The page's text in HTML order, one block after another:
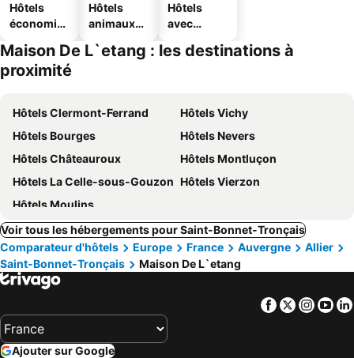
Hôtels
économiq
Hôtels
animaux
Hôtels
avec
Maison De L`etang : les destinations à
proximité
Hôtels Clermont-Ferrand
Hôtels Vichy
Hôtels Bourges
Hôtels Nevers
Hôtels Châteauroux
Hôtels Montluçon
Hôtels La Celle-sous-Gouzon Hôtels Vierzon
Hôtels Moulins
Voir tous les hébergements pour Saint-Bonnet-Tronçais
Comparateur d'hôtels
Europe France Auvergne
Allier
Saint-Bonnet-Tronçais
Maison De L`etang
Facebook
Twitter
Ajouter sur Google